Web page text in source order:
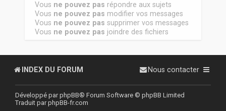
Vous ne pouvez pas répondre aux sujets
Vous ne pouvez pas modifier vos messages
Vous ne pouvez pas supprimer vos messages
Vous ne pouvez pas joindre des fichiers
INDEX DU FORUM Nous contacter
Développé parphpBB® Forum Software © phpBB Limited
Traduit parphpBB-fr.com